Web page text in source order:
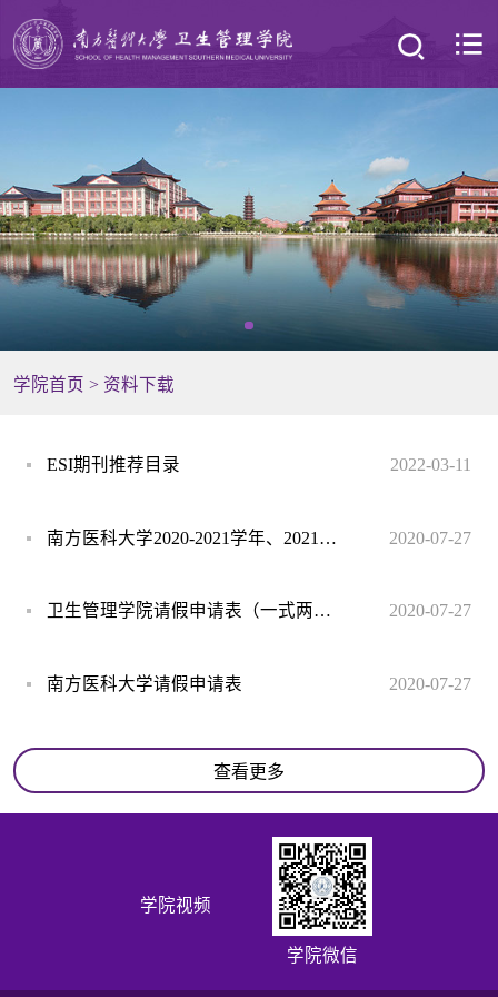
学院首页 > 资料下载
ESI期刊推荐目录 2022-03-11
南方医科大学2020-2021学年、2021-2022学年校历 2020-07-27
卫生管理学院请假申请表（一式两份） 2020-07-27
南方医科大学请假申请表 2020-07-27
查看更多
学院视频
学院微信